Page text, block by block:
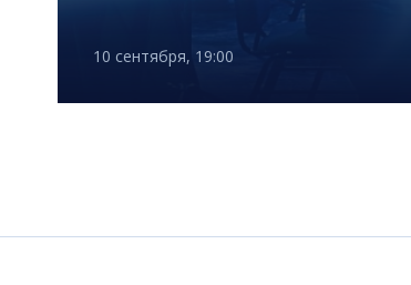
10 сентября, 19:00